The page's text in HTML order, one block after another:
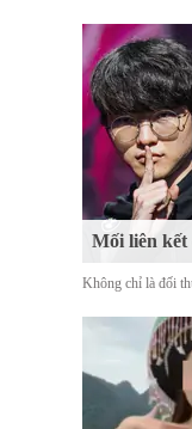
Mối liên
Không chỉ là đối